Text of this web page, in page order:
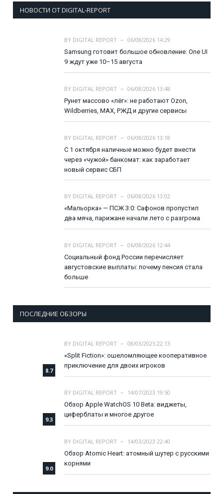
НОВОСТИ ОТ DIGITAL-REPORT
BY DIGITAL REPORT
06/08/2026 14:29
Samsung готовит большое обновление: One UI
9 ждут уже 10–15 августа
BY DIGITAL REPORT
06/08/2026 13:48
Рунет массово «лёг»: не работают Ozon,
Wildberries, MAX, РЖД и другие сервисы
BY DIGITAL REPORT
06/08/2026 13:18
С 1 октября наличные можно будет внести
через «чужой» банкомат: как заработает
новый сервис СБП
BY DIGITAL REPORT
06/08/2026 13:02
«Мальорка» — ПСЖ 3:0: Сафонов пропустил
два мяча, парижане начали лето с разгрома
BY DIGITAL REPORT
06/08/2026 12:44
Социальный фонд России перечисляет
августовские выплаты: почему пенсия стала
больше
ПОСЛЕДНИЕ ОБЗОРЫ
8.7
BY DIGITAL REPORT
08/03/2025 22:13
«Split Fiction»: ошеломляющее кооперативное
приключение для двоих игроков
9.3
BY DIGITAL REPORT
14/07/2023 19:50
Обзор Apple WatchOS 10 Beta: виджеты,
циферблаты и многое другое
9.0
BY DIGITAL REPORT
14/03/2023 22:40
Обзор Atomic Heart: атомный шутер с русскими
корнями